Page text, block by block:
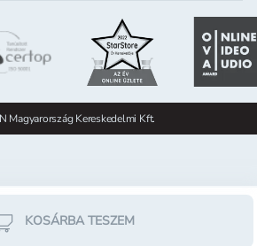
KOSÁRBA TESZEM
Magyarország Kereskedelmi Kft.